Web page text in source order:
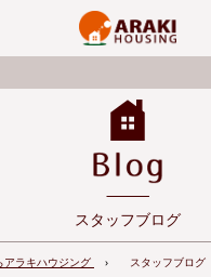
スタッフブログ
アラキハウジング スタッフブログ